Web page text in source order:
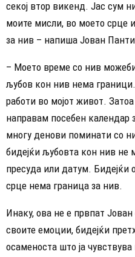
секој втор викенд. Јас сум
моите мисли, во моето срце
за нив – напиша Јован
– Моето време со нив
љубов кон нив нема
работи во мојот живот.
направам посебен календар
многу денови поминати со
бидејќи љубовта кон нив
пресуда или датум. Бидејќи
срце нема граница за нив.
Инаку, ова не е првпат
своите емоции, бидејќи
осаменоста што ја